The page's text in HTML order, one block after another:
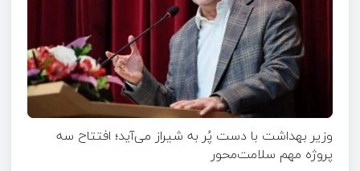
وزیر بهداشت با دست پُر به شیراز می‌آید؛ افتتاح سه
پروژه مهم سلامت‌محور